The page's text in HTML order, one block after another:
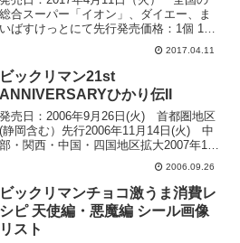
総合スーパー「イオン」、ダイエー、ま
いばすけっとにて先行発売価格：1個 100
円（税別）シール：全20種（キラキラシ
ール）弱ペダマンシール2シールリスト
No.01：小野田 坂道No.02：今泉 俊輔...
2017.04.11
ビックリマン21st
ANNIVERSARYひかり伝II
発売日：2006年9月26日(火) 首都圏地区
(静岡含む）先行2006年11月14日(火) 中
部・関西・中国・四国地区拡大2007年1月
9日(火) 北海道・東北・九州地区拡大価
格：1個 80円（税別）シール：全84種悪
魔vs天使シール21s...
2006.09.26
ビックリマンチョコ激うま消費レ
シピ 天使編・悪魔編 シール画像
リスト